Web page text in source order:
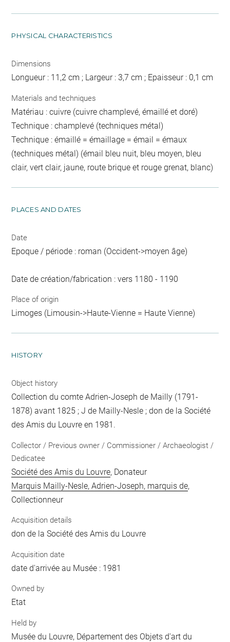
PHYSICAL CHARACTERISTICS
Dimensions
Longueur : 11,2 cm ; Largeur : 3,7 cm ; Epaisseur : 0,1 cm
Materials and techniques
Matériau : cuivre (cuivre champlevé, émaillé et doré)
Technique : champlevé (techniques métal)
Technique : émaillé = émaillage = émail = émaux
(techniques métal) (émail bleu nuit, bleu moyen, bleu
clair, vert clair, jaune, route brique et rouge grenat, blanc)
PLACES AND DATES
Date
Epoque / période : roman (Occident->moyen âge)
Date de création/fabrication : vers 1180 - 1190
Place of origin
Limoges (Limousin->Haute-Vienne = Haute Vienne)
HISTORY
Object history
Collection du comte Adrien-Joseph de Mailly (1791-
1878) avant 1825 ; J de Mailly-Nesle ; don de la Société
des Amis du Louvre en 1981.
Collector / Previous owner / Commissioner / Archaeologist /
Dedicatee
Société des Amis du Louvre, Donateur
Marquis Mailly-Nesle, Adrien-Joseph, marquis de,
Collectionneur
Acquisition details
don de la Société des Amis du Louvre
Acquisition date
date d'arrivée au Musée : 1981
Owned by
Etat
Held by
Musée du Louvre, Département des Objets d'art du